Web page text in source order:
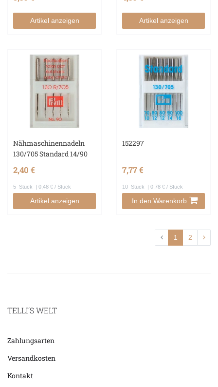
Artikel anzeigen Artikel anzeigen
Nähmaschinennadeln
130/705 Standard 14/90
2,40 €
5 Stück | 0,48 € / Stück
Artikel anzeigen
152297
7,77 €
10 Stück | 0,78 € / Stück
In den Warenkorb
1 2
TELLI´S WELT
Zahlungsarten
Versandkosten
Kontakt